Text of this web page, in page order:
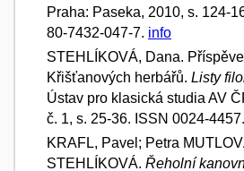
Praha: Paseka, 2010, s. 124-
80-7432-047-7. info
STEHLÍKOVÁ, Dana.
Křišťanových herbářů. Listy
Ústav pro klasická studia AV
č. 1, s. 25-36. ISSN 0024-4457.
KRAFL, Pavel; Petra
STEHLÍKOVÁ. Řeholní